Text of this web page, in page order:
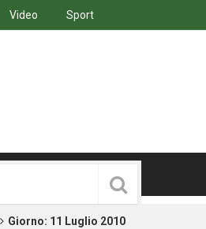
Video Sport
Giorno: 11 Luglio 2010